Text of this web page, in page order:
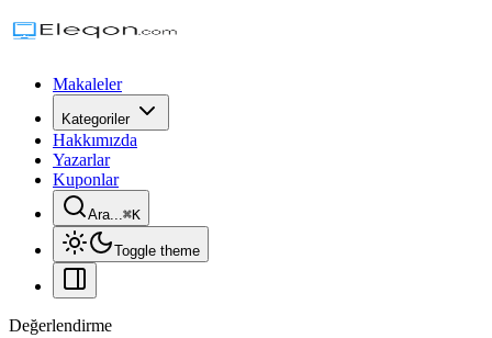
Makaleler
Kategoriler
Hakkımızda
Yazarlar
Kuponlar
Ara...⌘K
Toggle theme
Değerlendirme